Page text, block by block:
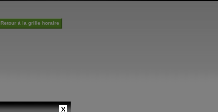
Retour à la grille horaire